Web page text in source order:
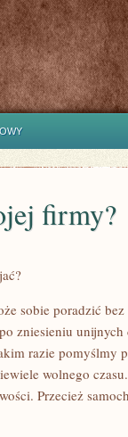
firmy?
sobie poradzić
zniesieniu
razie pomyślmy
wolnego
Przecież